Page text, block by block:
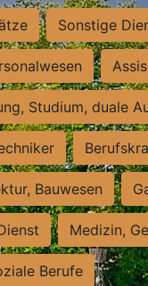
Sonstige
Studium, duale
Bauwesen
Medizin,
Berufe